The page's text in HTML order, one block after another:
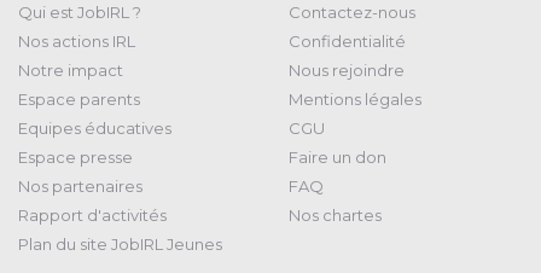
Qui est JobIRL ?
Nos actions IRL
Notre impact
Espace parents
Equipes éducatives
Espace presse
Nos partenaires
Rapport d'activités
Plan du site JobIRL Jeunes
Contactez-nous
Confidentialité
Nous rejoindre
Mentions légales
CGU
Faire un don
FAQ
Nos chartes